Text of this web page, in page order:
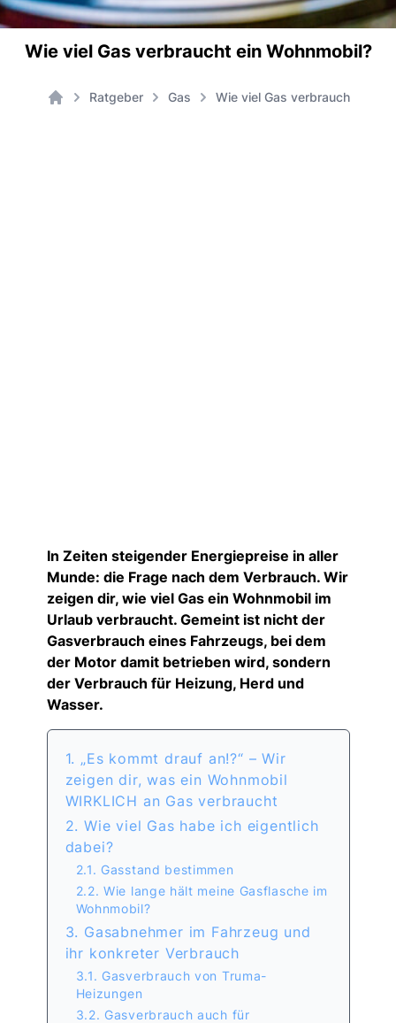
Wie viel Gas verbraucht ein Wohnmobil?
Ratgeber Gas Wie viel Gas verbraucht ein
In Zeiten steigender Energiepreise in aller
Munde: die Frage nach dem Verbrauch. Wir
zeigen dir, wie viel Gas ein Wohnmobil im
Urlaub verbraucht. Gemeint ist nicht der
Gasverbrauch eines Fahrzeugs, bei dem
der Motor damit betrieben wird, sondern
der Verbrauch für Heizung, Herd und
Wasser.
1. „Es kommt drauf an!?“ – Wir
zeigen dir, was ein Wohnmobil
WIRKLICH an Gas verbraucht
2. Wie viel Gas habe ich eigentlich
dabei?
2.1. Gasstand bestimmen
2.2. Wie lange hält meine Gasflasche im
Wohnmobil?
3. Gasabnehmer im Fahrzeug und
ihr konkreter Verbrauch
3.1. Gasverbrauch von Truma-
Heizungen
3.2. Gasverbrauch auch für